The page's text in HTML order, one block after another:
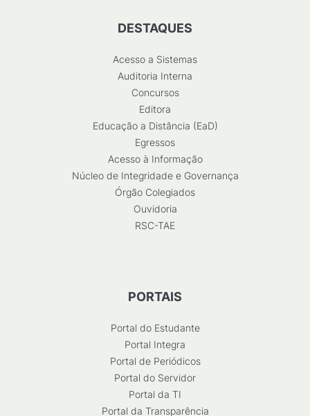
DESTAQUES
Acesso a Sistemas
Auditoria Interna
Concursos
Editora
Educação a Distância (EaD)
Egressos
Acesso à Informação
Núcleo de Integridade e Governança
Órgão Colegiados
Ouvidoria
RSC-TAE
PORTAIS
Portal do Estudante
Portal Integra
Portal de Periódicos
Portal do Servidor
Portal da TI
Portal da Transparência